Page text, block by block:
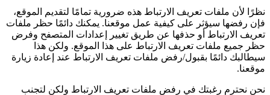
لأن ملفات تعريف الارتباط هذه ضرورية تمامًا لتقديم الموقع،
رفضها سيؤثر على كيفية عمل موقعنا. يمكنك دائمًا حظر ملفات
الارتباط أو حذفها عن طريق تغيير إعدادات المتصفح وفرض
جميع ملفات تعريف الارتباط على هذا الموقع. ولكن هذا
دائمًا بقبول/رفض ملفات تعريف الارتباط عند إعادة زيارة
نحترم رغبتك في رفض ملفات تعريف الارتباط ولكن لتجنب